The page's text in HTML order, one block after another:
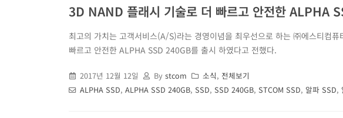
3D NAND 플래시 기술로 더 빠르고 안전한 ALPHA
최고의 가치는 고객서비스(A/S)라는 경영이념을 최우선으로 하는 ㈜에스티컴
빠르고 안전한 ALPHA SSD 240GB를 출시 하였다고 전했다.
2017년 12월 12일 Bystcom 소식, 전체보기
ALPHA SSD, ALPHA SSD 240GB, SSD, SSD 240GB, STCOM SSD, 알파 SSD,